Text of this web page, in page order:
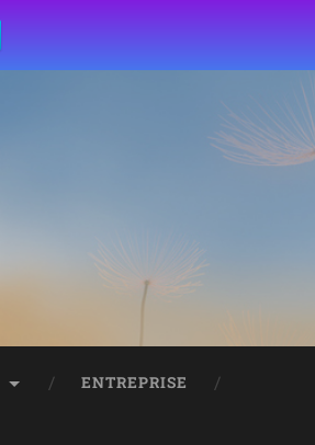
ENTREPRISE